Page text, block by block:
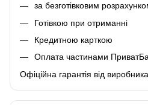
за безготівковим
Готівкою при отриманні
Кредитною карткою
Оплата частинами
Офіційна гарантія від